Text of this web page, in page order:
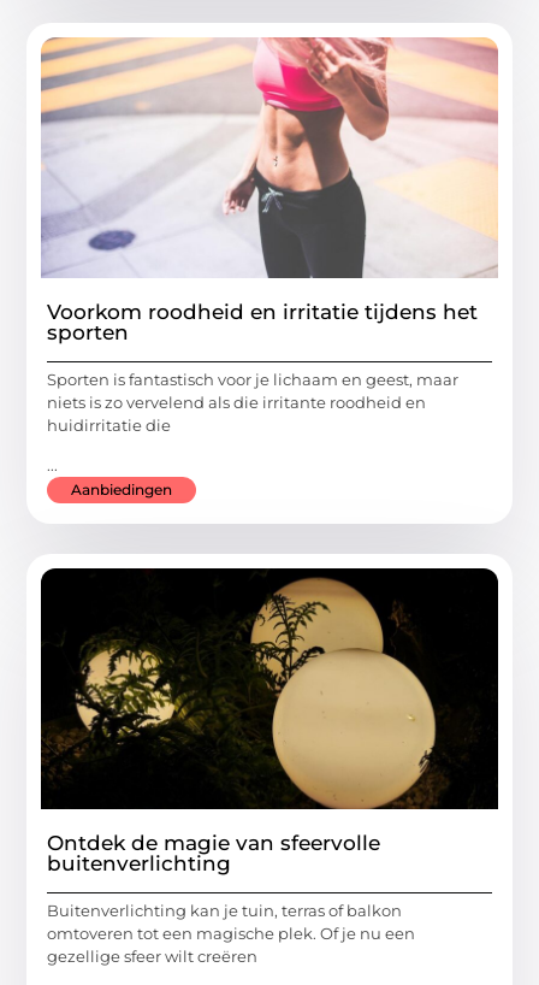
Voorkom roodheid en irritatie tijdens het
sporten
Sporten is fantastisch voor je lichaam en geest, maar
niets is zo vervelend als die irritante roodheid en
huidirritatie die
...
Aanbiedingen
Ontdek de magie van sfeervolle
buitenverlichting
Buitenverlichting kan je tuin, terras of balkon
omtoveren tot een magische plek. Of je nu een
gezellige sfeer wilt creëren